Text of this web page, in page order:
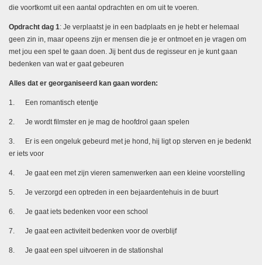
die voortkomt uit een aantal opdrachten en om uit te voeren.
Opdracht dag 1: Je verplaatst je in een badplaats en je hebt er helemaal
geen zin in, maar opeens zijn er mensen die je er ontmoet en je vragen om
met jou een spel te gaan doen. Jij bent dus de regisseur en je kunt gaan
bedenken van wat er gaat gebeuren
Alles dat er georganiseerd kan gaan worden:
1. Een romantisch etentje
2. Je wordt filmster en je mag de hoofdrol gaan spelen
3. Er is een ongeluk gebeurd met je hond, hij ligt op sterven en je bedenkt
er iets voor
4. Je gaat een met zijn vieren samenwerken aan een kleine voorstelling
5. Je verzorgd een optreden in een bejaardentehuis in de buurt
6. Je gaat iets bedenken voor een school
7. Je gaat een activiteit bedenken voor de overblijf
8. Je gaat een spel uitvoeren in de stationshal